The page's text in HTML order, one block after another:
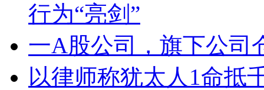
行为“亮剑”
一A股公司，旗下公司
以律师称犹太人1命抵